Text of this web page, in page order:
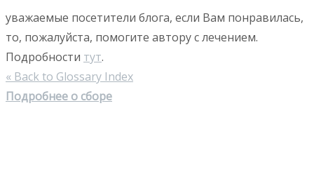
уважаемые посетители блога, если Вам понравилась,
то, пожалуйста, помогите автору с лечением.
Подробности тут.
« Back to Glossary Index
Подробнее о сборе